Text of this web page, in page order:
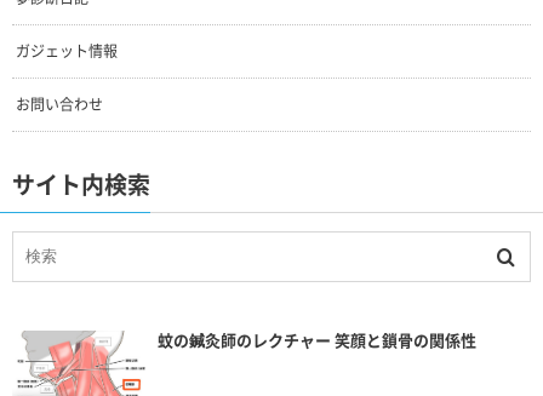
ガジェット情報
お問い合わせ
サイト内検索
蚊の鍼灸師のレクチャー 笑顔と鎖骨の関係性